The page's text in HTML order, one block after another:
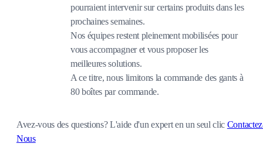
pourraient intervenir sur certains produits dans les
prochaines semaines.
Nos équipes restent pleinement mobilisées pour
vous accompagner et vous proposer les
meilleures solutions.
A ce titre, nous limitons la commande des gants à
80 boîtes par commande.
Avez-vous des questions?L'aide d'un expert en un seul clic
Nous